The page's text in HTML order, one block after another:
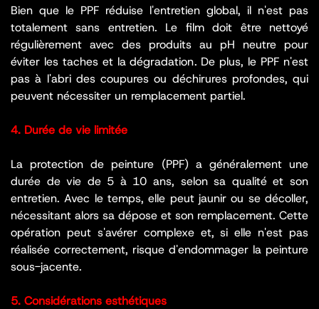
Bien que le PPF réduise l'entretien global, il n'est pas
totalement sans entretien. Le film doit être nettoyé
régulièrement avec des produits au pH neutre pour
éviter les taches et la dégradation. De plus, le PPF n'est
pas à l'abri des coupures ou déchirures profondes, qui
peuvent nécessiter un remplacement partiel.
4. Durée de vie limitée
La protection de peinture (PPF) a généralement une
durée de vie de 5 à 10 ans, selon sa qualité et son
entretien. Avec le temps, elle peut jaunir ou se décoller,
nécessitant alors sa dépose et son remplacement. Cette
opération peut s'avérer complexe et, si elle n'est pas
réalisée correctement, risque d'endommager la peinture
sous-jacente.
5. Considérations esthétiques